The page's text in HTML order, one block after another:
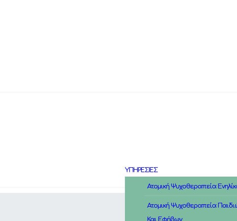
ΥΠΗΡΕΣΙΕΣ
Ατομική Ψυχοθεραπεία
Ατομική Ψυχοθεραπεία
Και Εφήβων